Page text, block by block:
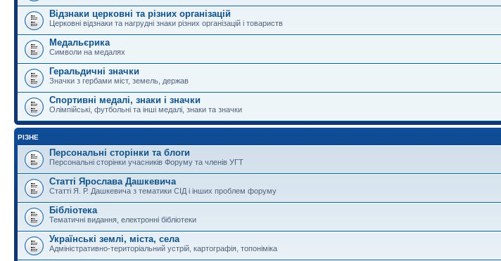
Відзнаки церковні та різних організацій
Церковні відзнаки та нагрудні знаки різних організацій і товариств
Медальєрика
Символи на медалях
Геральдичні значки
Значки з гербами міст, земель, держав
Спортивні медалі, знаки і значки
Олімпійські, футбольні та інші медалі, знаки та значки
РІЗНЕ
Персональні сторінки та блоги
Персональні сторінки учасників Форуму та членів УГТ
Статті Ярослава Дашкевича
Статті Я. Р. Дашкевича з тематики СІД і інших проблем форуму
Бібліотека
Тематичні видання, електронні бібліотеки
Українські землі, міста, села
Адміністративно-територіальний устрій, картографія, топоніміка